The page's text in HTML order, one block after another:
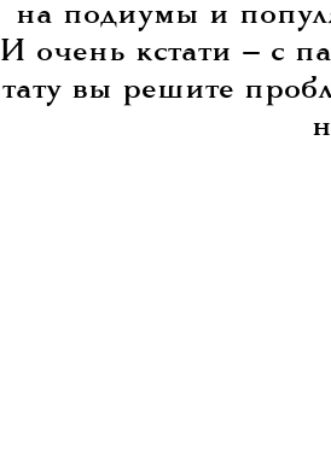
на подиумы и
И очень кстати — с
тату вы решите